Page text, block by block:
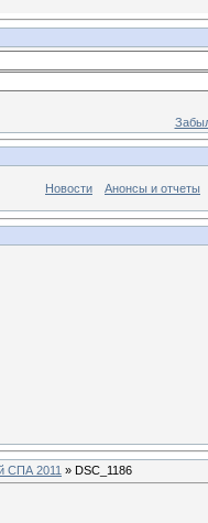
Новости Анонсы и отчеты
СПА 2011 » DSC_1186